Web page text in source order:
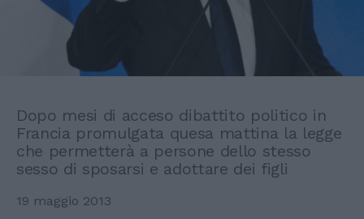
Dopo mesi di acceso dibattito politico in
Francia promulgata quesa mattina la legge
che permetterà a persone dello stesso
sesso di sposarsi e adottare dei figli
19 maggio 2013